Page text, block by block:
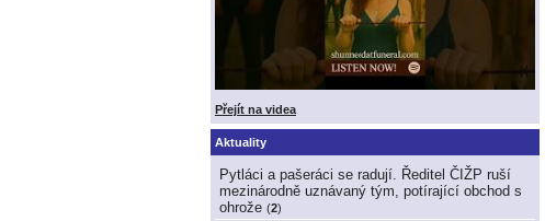
Přejít na videa
Aktuality
Pytláci a pašeráci se radují. Ředitel ČIŽP ruší
mezinárodně uznávaný tým, potírající obchod s
ohrože (2)